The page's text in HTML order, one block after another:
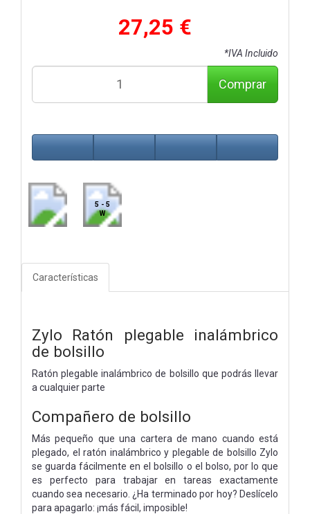
27,25 €
*IVA Incluido
Comprar
5 - 5
W
Características
Zylo Ratón plegable inalámbrico
de bolsillo
Ratón plegable inalámbrico de bolsillo que podrás llevar
a cualquier parte
Compañero de bolsillo
Más pequeño que una cartera de mano cuando está
plegado, el ratón inalámbrico y plegable de bolsillo Zylo
se guarda fácilmente en el bolsillo o el bolso, por lo que
es perfecto para trabajar en tareas exactamente
cuando sea necesario. ¿Ha terminado por hoy? Deslícelo
para apagarlo: ¡más fácil, imposible!